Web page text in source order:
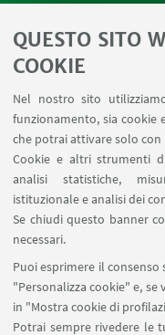
QUESTO SITO
COOKIE
Nel nostro sito
funzionamento, sia
che potrai attivare solo
Cookie e altri strumenti
analisi statistiche,
istituzionale e analisi dei
Se chiudi questo banner
necessari.
Puoi esprimere il
"Personalizza cookie" e,
in "Mostra cookie di
Potrai sempre rivedere le
SEGUI